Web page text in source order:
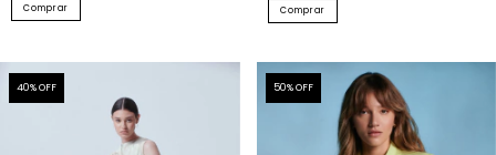
Comprar Comprar
40% OFF 50% OFF